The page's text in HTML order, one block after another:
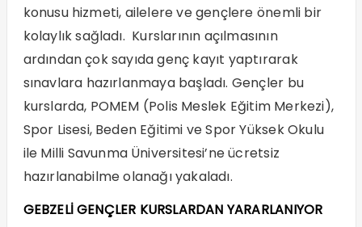
konusu hizmeti, ailelere ve gençlere önemli bir
kolaylık sağladı. Kurslarının açılmasının
ardından çok sayıda genç kayıt yaptırarak
sınavlara hazırlanmaya başladı. Gençler bu
kurslarda, POMEM (Polis Meslek Eğitim Merkezi),
Spor Lisesi, Beden Eğitimi ve Spor Yüksek Okulu
ile Milli Savunma Üniversitesi’ne ücretsiz
hazırlanabilme olanağı yakaladı.
GEBZELİ GENÇLER KURSLARDAN YARARLANIYOR